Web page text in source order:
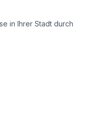
in Ihrer Stadt durch